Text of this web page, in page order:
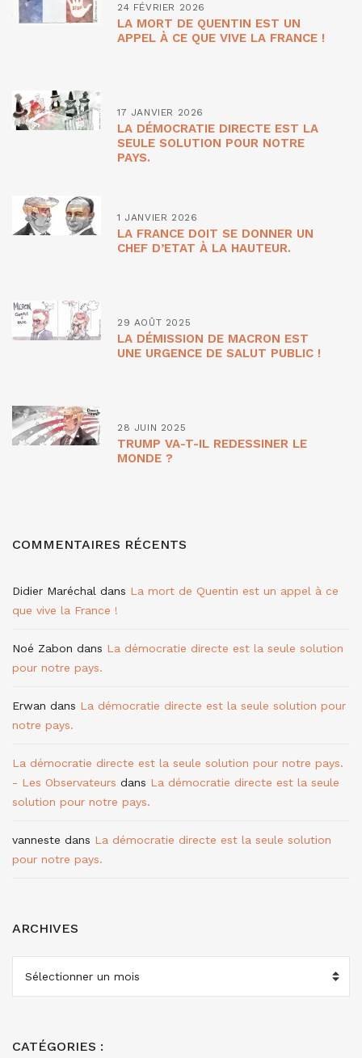
24 FÉVRIER 2026
LA MORT DE QUENTIN EST UN
APPEL À CE QUE VIVE LA FRANCE !
17 JANVIER 2026
LA DÉMOCRATIE DIRECTE EST LA
SEULE SOLUTION POUR NOTRE
PAYS.
1 JANVIER 2026
LA FRANCE DOIT SE DONNER UN
CHEF D’ETAT À LA HAUTEUR.
29 AOÛT 2025
LA DÉMISSION DE MACRON EST
UNE URGENCE DE SALUT PUBLIC !
28 JUIN 2025
TRUMP VA-T-IL REDESSINER LE
MONDE ?
COMMENTAIRES RÉCENTS
Didier Maréchal dans La mort de Quentin est un appel à ce
que vive la France !
Noé Zabon dans La démocratie directe est la seule solution
pour notre pays.
Erwan dans La démocratie directe est la seule solution pour
notre pays.
La démocratie directe est la seule solution pour notre pays.
- Les Observateurs dans La démocratie directe est la seule
solution pour notre pays.
vanneste dans La démocratie directe est la seule solution
pour notre pays.
ARCHIVES
CATÉGORIES :